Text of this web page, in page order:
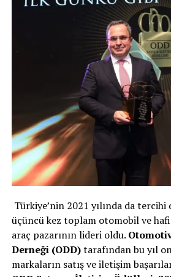
Türkiye’nin 2021 yılında da tercihi
üçüncü kez toplam otomobil ve
araç pazarının lideri oldu.
Derneği (ODD)tarafından bu yıl
markaların satış ve iletişim